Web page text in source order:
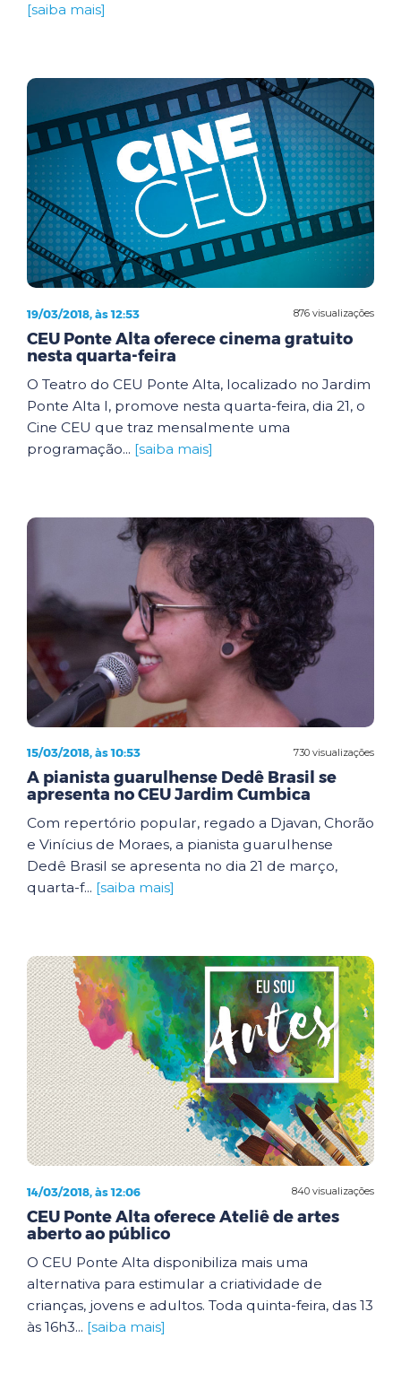
[saiba mais]
876 visualizações
19/03/2018, às 12:53
CEU Ponte Alta oferece cinema gratuito
nesta quarta-feira
O Teatro do CEU Ponte Alta, localizado no Jardim
Ponte Alta I, promove nesta quarta-feira, dia 21, o
Cine CEU que traz mensalmente uma
programação... [saiba mais]
730 visualizações
15/03/2018, às 10:53
A pianista guarulhense Dedê Brasil se
apresenta no CEU Jardim Cumbica
Com repertório popular, regado a Djavan, Chorão
e Vinícius de Moraes, a pianista guarulhense
Dedê Brasil se apresenta no dia 21 de março,
quarta-f... [saiba mais]
840 visualizações
14/03/2018, às 12:06
CEU Ponte Alta oferece Ateliê de artes
aberto ao público
O CEU Ponte Alta disponibiliza mais uma
alternativa para estimular a criatividade de
crianças, jovens e adultos. Toda quinta-feira, das 13
às 16h3... [saiba mais]